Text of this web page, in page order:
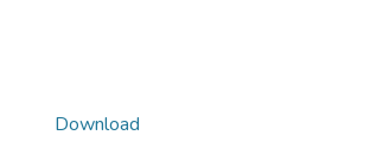
Download